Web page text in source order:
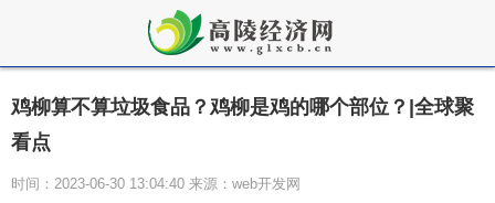
鸡柳算不算垃圾食品？鸡柳是鸡的哪个部位？|全球聚
看点
时间：2023-06-30 13:04:40 来源：web开发网